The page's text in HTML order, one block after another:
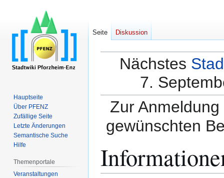
Nächstes
7.
Zur
gewünschten
Seite Diskussion
Hauptseite
Über PFENZ
Zufällige Seite
Letzte Änderungen
Semantische Suche
Hilfe
Themenportale
Veranstaltungen